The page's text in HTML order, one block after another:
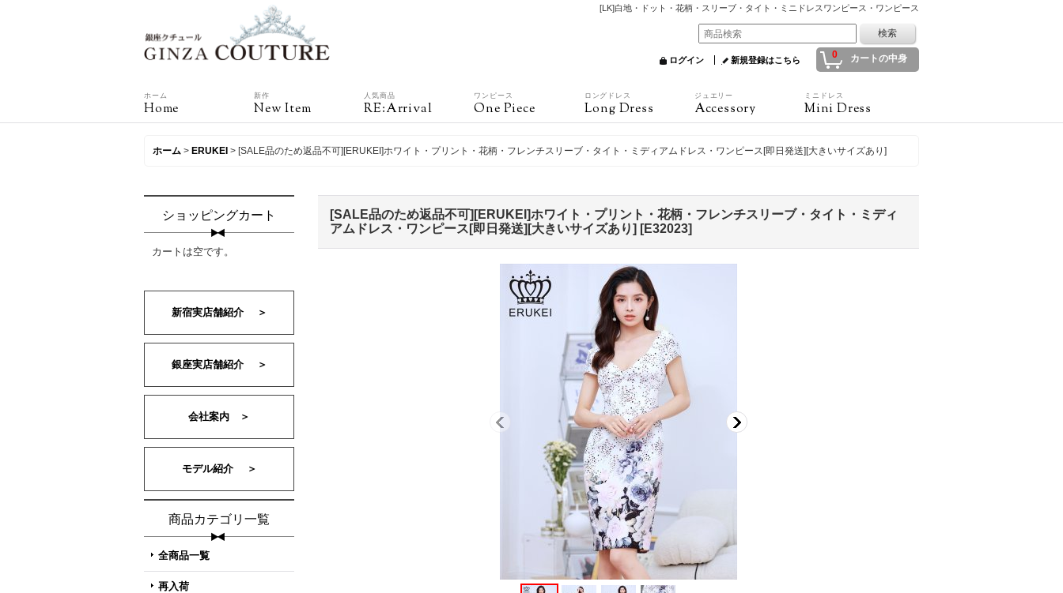
[LK]白地・ドット・花柄・スリーブ・タイト・ミニドレスワンピース・ワンピース
0 カートの中身
ログイン 新規登録はこちら
ホーム
Home
新作
New Item
人気商品
RE:Arrival
ワンピース
One Piece
ロングドレス
Long Dress
ジュエリー
Accessory
ミニドレス
Mini Dress
ホーム > ERUKEI > [SALE品のため返品不可][ERUKEI]ホワイト・プリント・花柄・フレンチスリーブ・タイト・ミディアムドレス・ワンピース[即日発送][大きいサイズあり]
ショッピングカート
カートは空です。
新宿実店舗紹介 ＞
銀座実店舗紹介 ＞
会社案内 ＞
モデル紹介 ＞
商品カテゴリ一覧
全商品一覧
再入荷
[SALE品のため返品不可][ERUKEI]ホワイト・プリント・花柄・フレンチスリーブ・タイト・ミディ
アムドレス・ワンピース[即日発送][大きいサイズあり] [E32023]